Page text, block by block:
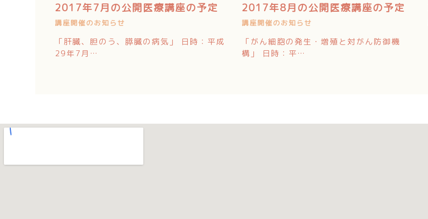
2017年7月の公開医療講座の予定
講座開催のお知らせ
「肝臓、胆のう、膵臓の病気」 日時：平成
29年7月…
2017年8月の公開医療講座の予定
講座開催のお知らせ
「がん細胞の発生・増殖と対がん防御機
構」 日時：平…